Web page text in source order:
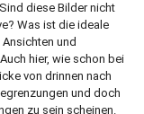
diese Bilder nicht
Was ist die ideale
und
hier, wie schon bei
von drinnen nach
und doch
zu sein scheinen.